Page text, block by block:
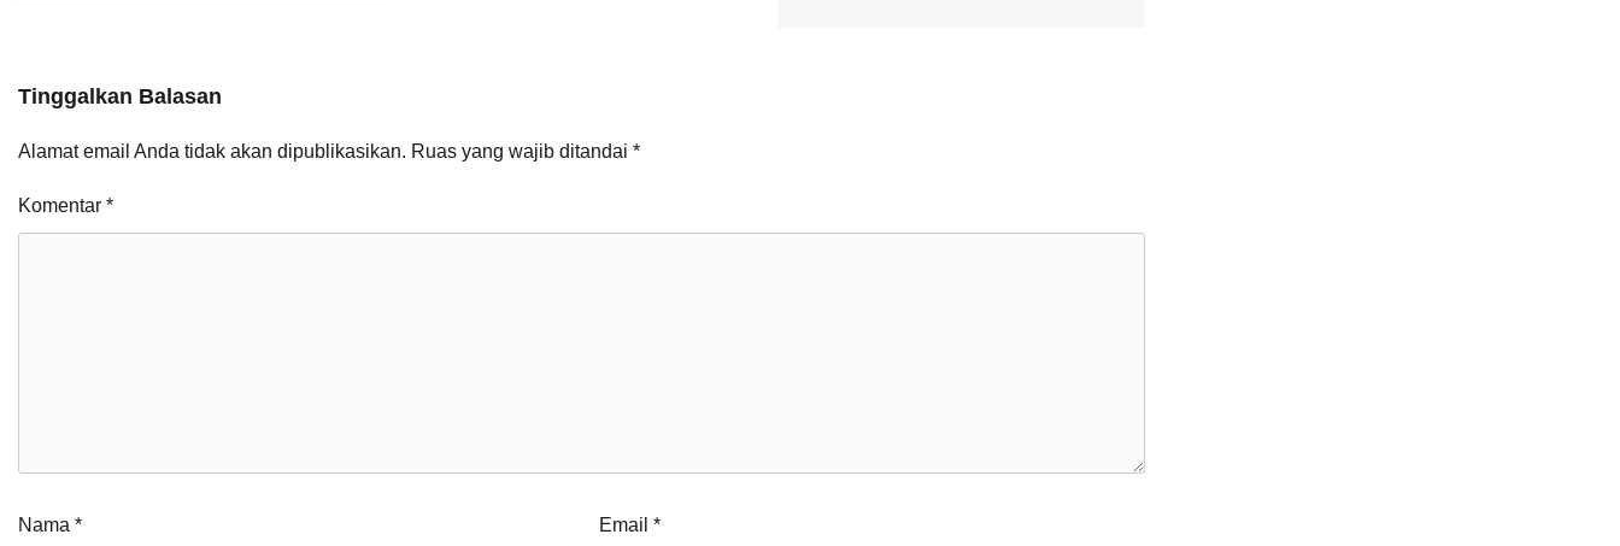
Tinggalkan Balasan
Alamat email Anda tidak akan dipublikasikan. Ruas yang wajib ditandai *
Komentar *
Nama * Email*